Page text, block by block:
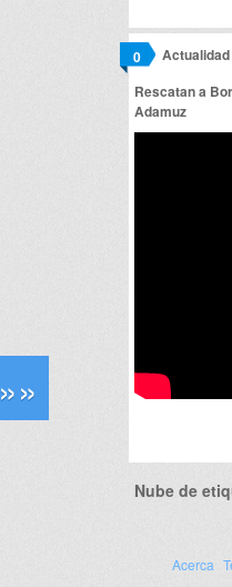
»»
Actualidad
0
Rescatan a
Adamuz
Nube de
Acerca